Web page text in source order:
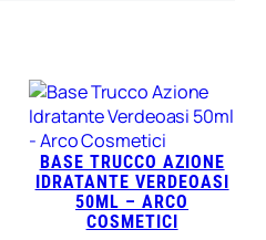
BASE TRUCCO AZIONE
IDRATANTE VERDEOASI
50ML – ARCO
COSMETICI